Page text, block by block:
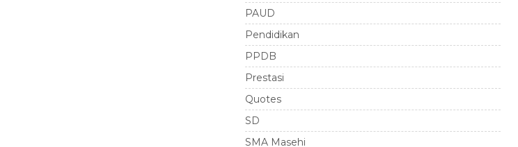
PAUD
Pendidikan
PPDB
Prestasi
Quotes
SD
SMA Masehi